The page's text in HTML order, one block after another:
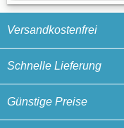
Versandkostenfrei
Schnelle Lieferung
Günstige Preise